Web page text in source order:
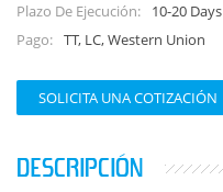
Plazo De Ejecución:
10-20 Days
Pago: TT, LC, Western Union
SOLICITA UNA COTIZACIÓN
DESCRIPCIÓN